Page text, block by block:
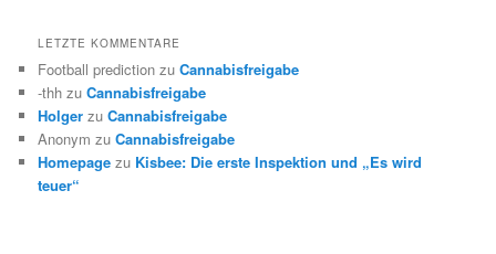
LETZTE KOMMENTARE
Football prediction zuCannabisfreigabe
-thh zuCannabisfreigabe
Holger zuCannabisfreigabe
Anonym zuCannabisfreigabe
Homepage zu Kisbee: Die erste Inspektion und „Es wird
teuer“